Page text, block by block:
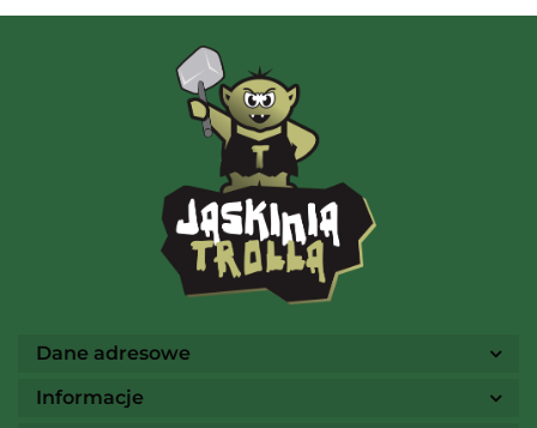
AMIGO Spiel
Ammo
Dane adresowe
Informacje